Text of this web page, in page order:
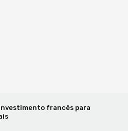
francês para